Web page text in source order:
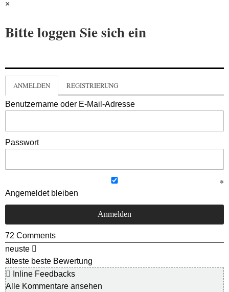
×
Bitte loggen Sie sich ein
ANMELDEN REGISTRIERUNG
Benutzername oder E-Mail-Adresse
Passwort
Angemeldet bleiben
72 Comments
neuste
älteste beste Bewertung
Inline Feedbacks
Alle Kommentare ansehen